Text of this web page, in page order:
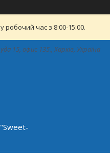
час з 8:00-15:00.
15, офис 135., Харків, Україна